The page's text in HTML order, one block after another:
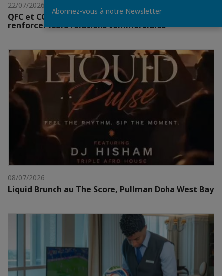
22/07/2026
QFC et CCI France-Qatar signent un accord pour
renforcer leurs relations commerciales
08/07/2026
Liquid Brunch au The Score, Pullman Doha West Bay
Abonnez-vous à notre Newsletter